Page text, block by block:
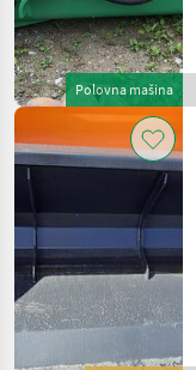
Polovna mašina